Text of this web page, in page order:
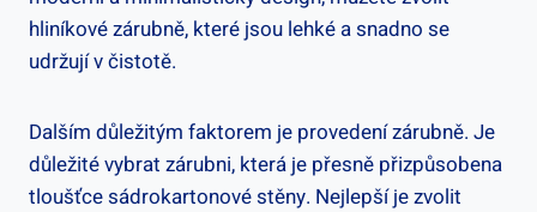
hliníkové zárubně, které jsou lehké a snadno se
udržují v čistotě.
Dalším důležitým faktorem je provedení zárubně. Je
důležité vybrat zárubni, která je přesně přizpůsobena
tloušťce sádrokartonové stěny. Nejlepší je zvolit